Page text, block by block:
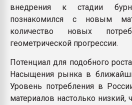
внедрения к стадии
познакомился с новым
количество новых
геометрической прогрессии.
Потенциал для подобного
Насыщения рынка в
Уровень потребления в
материалов настолько